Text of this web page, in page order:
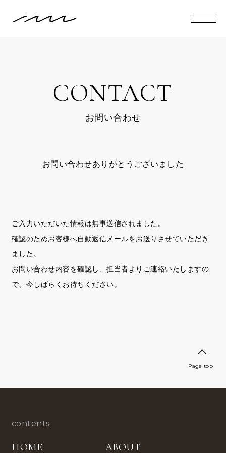
CONTACT
お問い合わせ
お問い合わせありがとうございました
ご入力いただいた情報は無事送信されました。
確認のためお客様へ自動返信メールをお送りさせていただき
ました。
お問い合わせ内容を確認し、担当者よりご連絡いたしますの
で、今しばらくお待ちください。
Page top
contents
HOME ABOUT